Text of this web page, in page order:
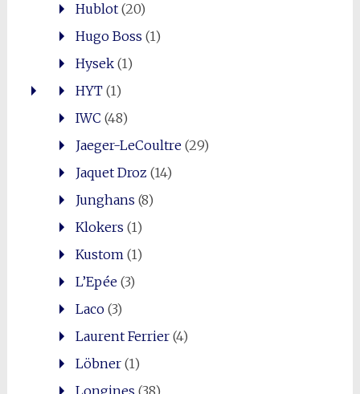
Hublot(20)
Hugo Boss (1)
Hysek(1)
HYT(1)
IWC (48)
Jaeger-LeCoultre(29)
Jaquet Droz (14)
Junghans (8)
Klokers (1)
Kustom(1)
L’Epée(3)
Laco(3)
Laurent Ferrier(4)
Löbner(1)